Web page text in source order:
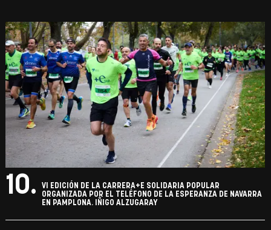
10.
VI EDICIÓN DE LA CARRERA+E SOLIDARIA POPULAR
ORGANIZADA POR EL TELÉFONO DE LA ESPERANZA DE NAVARRA
EN PAMPLONA. IÑIGO ALZUGARAY